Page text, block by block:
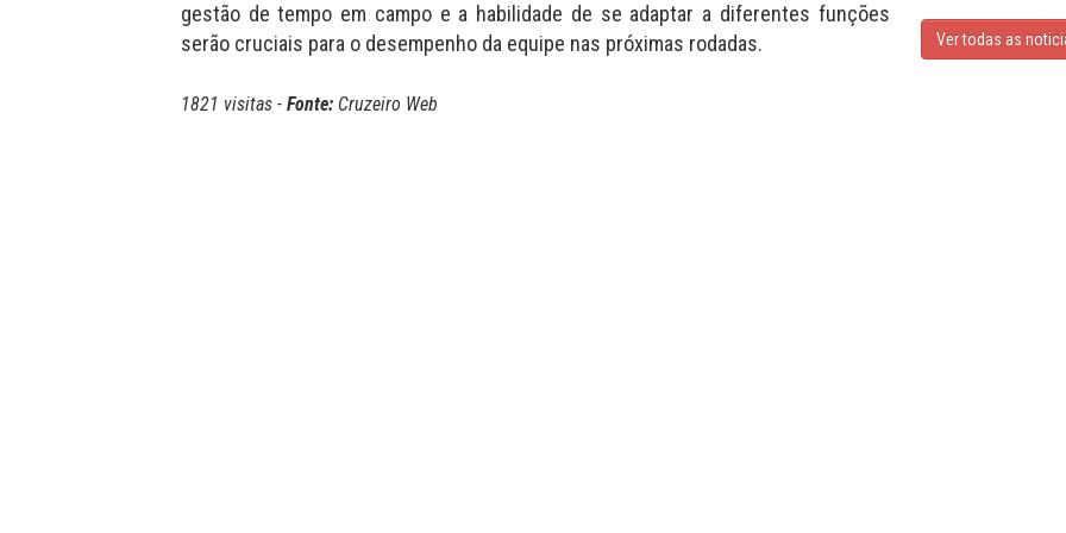
gestão de tempo em campo e a habilidade de se adaptar a diferentes funções
serão cruciais para o desempenho da equipe nas próximas rodadas.
1821 visitas - Fonte: Cruzeiro Web
Ver todas as